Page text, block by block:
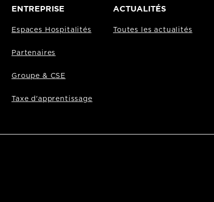
ENTREPRISE
Espaces Hospitalités
Partenaires
Groupe & CSE
Taxe d'apprentissage
ACTUALITÉS
Toutes les actualités